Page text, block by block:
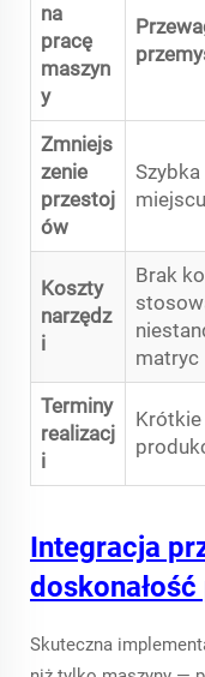
na
pracę
maszyn
y
Zmniejs
zenie
przestoj
ów
miejscu
Koszty
narzędz
i
Brak
matryc
Terminy
realizacj
i
Integracja
Skuteczna